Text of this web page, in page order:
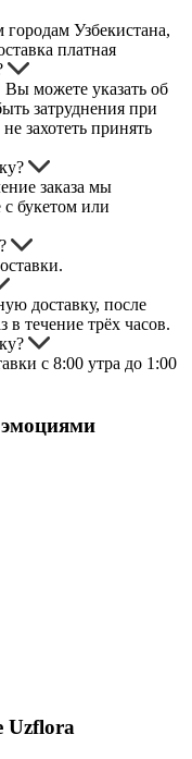
Узбекистана,
платная
можете указать об
затруднения при
захотеть принять
заказа мы
с букетом или
доставку, после
в течение трёх часов.
с 8:00 утра до 1:00
Uzflora